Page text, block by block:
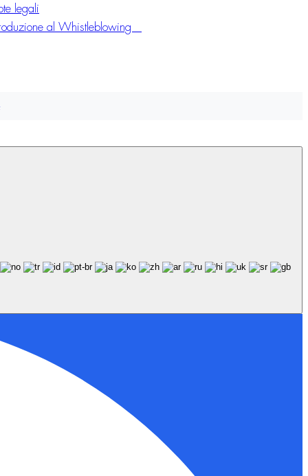
legali
al Whistleblowing